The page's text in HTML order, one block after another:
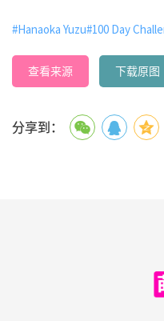
#Hanaoka Yuzu#100 Day
查看来源 下载原图
分享到：